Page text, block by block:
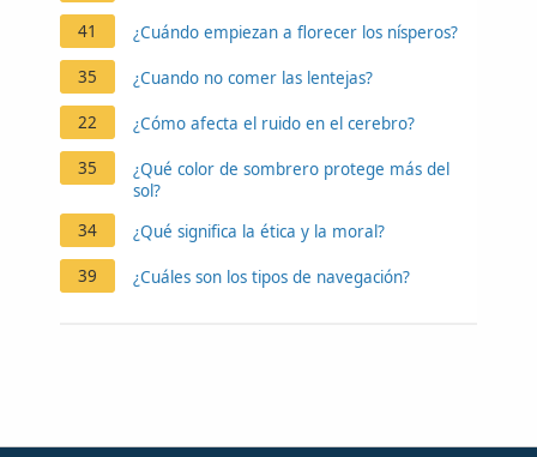
41 ¿Cuándo empiezan a florecer los nísperos?
35 ¿Cuando no comer las lentejas?
22 ¿Cómo afecta el ruido en el cerebro?
35
¿Qué color de sombrero protege más del
sol?
34
¿Qué significa la ética y la moral?
39 ¿Cuáles son los tipos de navegación?